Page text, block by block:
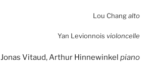
Lou Changalto
Yan Levionnois violoncelle
Jonas Vitaud,Arthur Hinnewinkel piano